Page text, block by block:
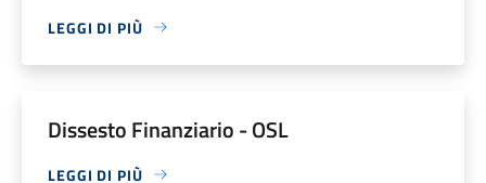
LEGGI DI PIÙ
Dissesto Finanziario - OSL
LEGGI DI PIÙ